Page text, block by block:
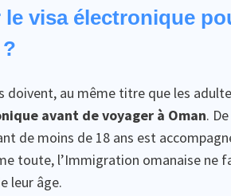
visa électronique
doivent, au même titre que les
avant de voyager à Oman.
de moins de 18 ans est
toute, l’Immigration omanaise ne
leur âge.